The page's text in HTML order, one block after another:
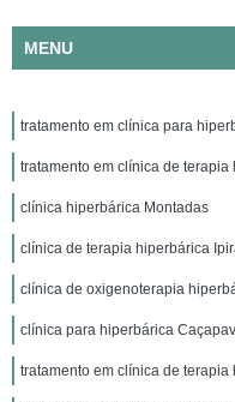
MENU
tratamento em clínica para
tratamento em clínica de
clínica hiperbárica Montadas
clínica de terapia hiperbárica
clínica de oxigenoterapia
clínica para hiperbárica
tratamento em clínica de